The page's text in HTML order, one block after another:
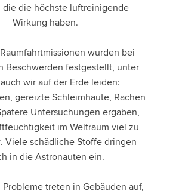
die die höchste luftreinigende
Wirkung haben.
wurden bei
Beschwerden festgestellt, unter
wir auf der Erde leiden:
gereizte Schleimhäute, Rachen
Untersuchungen ergaben,
im Weltraum viel zu
Viele schädliche Stoffe dringen
in die Astronauten ein.
treten in Gebäuden auf,